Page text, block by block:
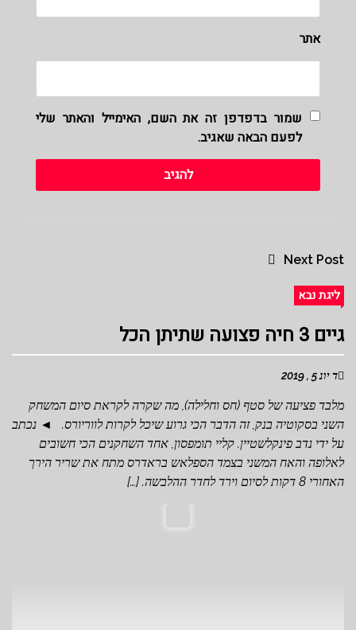
אתר
שמור בדפדפן זה את השם, האימייל והאתר שלי
לפעם הבאה שאגיב.
Next Post
ליגת נבא
גיים 3 חיה פצועה שתיתן הכל
ד יונ 5 , 2019
מלבד פציעה של סטף (חס וחלילה), מה שקרה לקראת סיום המשחק
השני בסקוטיה בנק, זה הדבר הכי גרוע שיכל לקרות לווריורס. ◄ נכתב
על ידי נדב פינקלשטיין. קליי תומפסון, אחד השחקנים הכי חשובים
לאלופה והאח המשני בצמד הספלאש בראדרס מתח את שריר הירך
האחורי 8 דקות לסיום וירד לחדר ההלבשה. […]